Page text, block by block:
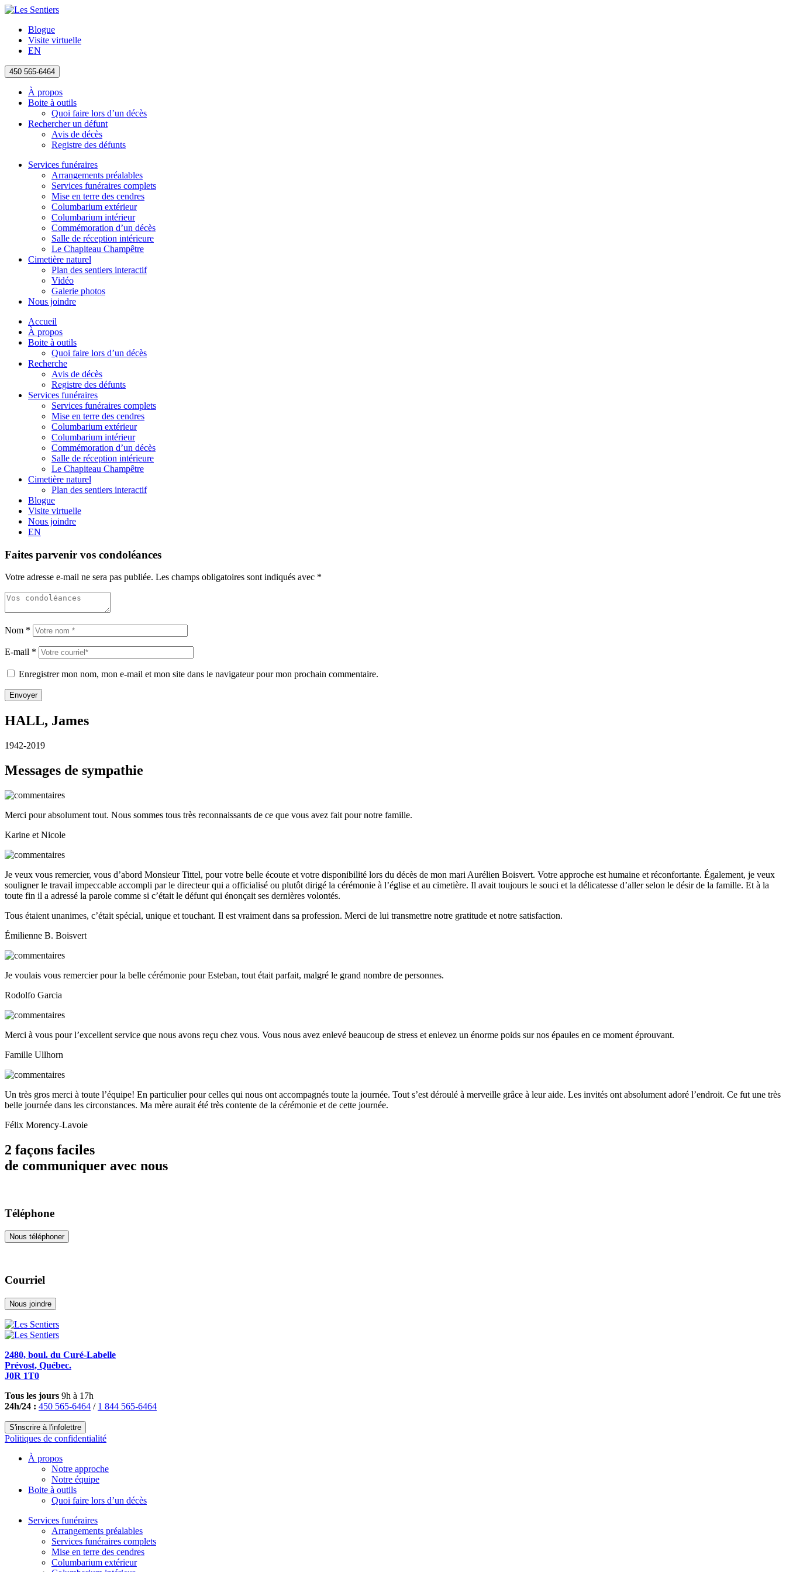
Blogue
Visite virtuelle
EN
450 565-6464
À propos
Boite à outils
Quoi faire lors d’un décès
Rechercher un défunt
Avis de décès
Registre des défunts
Services funéraires
Arrangements préalables
Services funéraires complets
Mise en terre des cendres
Columbarium extérieur
Columbarium intérieur
Commémoration d’un décès
Salle de réception intérieure
Le Chapiteau Champêtre
Cimetière naturel
Plan des sentiers interactif
Vidéo
Galerie photos
Nous joindre
Accueil
À propos
Boite à outils
Quoi faire lors d’un décès
Recherche
Avis de décès
Registre des défunts
Services funéraires
Services funéraires complets
Mise en terre des cendres
Columbarium extérieur
Columbarium intérieur
Commémoration d’un décès
Salle de réception intérieure
Le Chapiteau Champêtre
Cimetière naturel
Plan des sentiers interactif
Blogue
Visite virtuelle
Nous joindre
EN
Faites parvenir vos condoléances
Votre adresse e-mail ne sera pas publiée. Les champs obligatoires sont indiqués avec *
Nom *
E-mail *
Enregistrer mon nom, mon e-mail et mon site dans le navigateur pour mon prochain commentaire.
HALL, James
1942-2019
Messages de sympathie
Merci pour absolument tout. Nous sommes tous très reconnaissants de ce que vous avez fait pour notre famille.
Karine et Nicole
Je veux vous remercier, vous d’abord Monsieur Tittel, pour votre belle écoute et votre disponibilité lors du décès de mon mari Aurélien Boisvert. Votre approche est humaine et réconfortante. Également, je veux
souligner le travail impeccable accompli par le directeur qui a officialisé ou plutôt dirigé la cérémonie à l’église et au cimetière. Il avait toujours le souci et la délicatesse d’aller selon le désir de la famille. Et à la
toute fin il a adressé la parole comme si c’était le défunt qui énonçait ses dernières volontés.
Tous étaient unanimes, c’était spécial, unique et touchant. Il est vraiment dans sa profession. Merci de lui transmettre notre gratitude et notre satisfaction.
Émilienne B. Boisvert
Je voulais vous remercier pour la belle cérémonie pour Esteban, tout était parfait, malgré le grand nombre de personnes.
Rodolfo Garcia
Merci à vous pour l’excellent service que nous avons reçu chez vous. Vous nous avez enlevé beaucoup de stress et enlevez un énorme poids sur nos épaules en ce moment éprouvant.
Famille Ullhorn
Un très gros merci à toute l’équipe! En particulier pour celles qui nous ont accompagnés toute la journée. Tout s’est déroulé à merveille grâce à leur aide. Les invités ont absolument adoré l’endroit. Ce fut une très
belle journée dans les circonstances. Ma mère aurait été très contente de la cérémonie et de cette journée.
Félix Morency-Lavoie
2 façons faciles
de communiquer avec nous
Téléphone
Nous téléphoner
Courriel
Nous joindre
2480, boul. du Curé-Labelle
Prévost, Québec.
J0R 1T0
Tous les jours 9h à 17h
24h/24 : 450 565-6464 / 1 844 565-6464
S'inscrire à l'infolettre
Politiques de confidentialité
À propos
Notre approche
Notre équipe
Boite à outils
Quoi faire lors d’un décès
Services funéraires
Arrangements préalables
Services funéraires complets
Mise en terre des cendres
Columbarium extérieur